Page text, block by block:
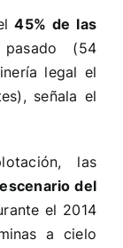
45% de las
(54
legal el
señala el
las
del
el 2014
a cielo